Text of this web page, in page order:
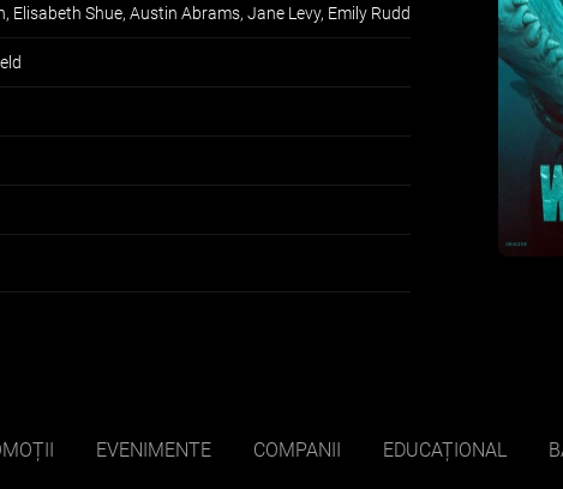
Elisabeth Shue, Austin Abrams, Jane Levy, Emily Rudd
EVENIMENTE COMPANII EDUCAȚIONAL